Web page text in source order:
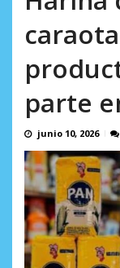
parte
junio 10, 2026